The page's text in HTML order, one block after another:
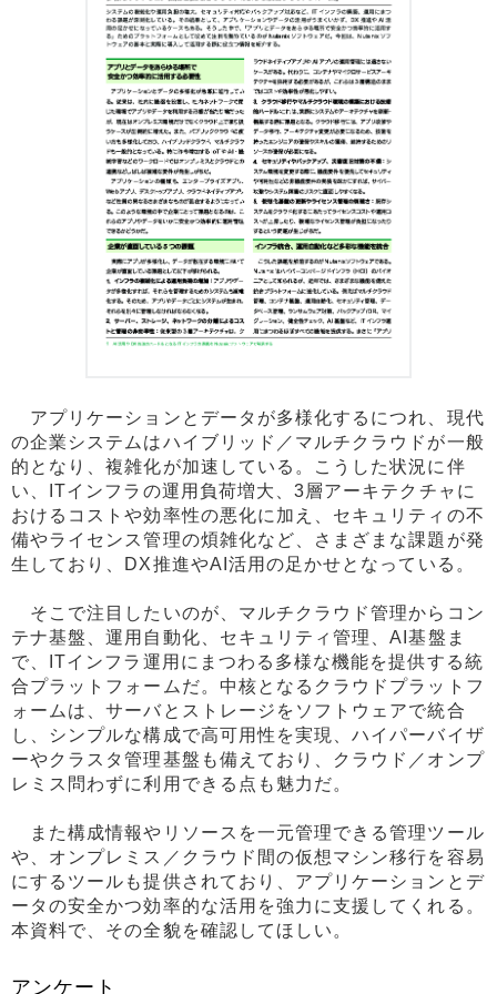
アプリケーションとデータが多様化するにつれ、現代
の企業システムはハイブリッド／マルチクラウドが一般
的となり、複雑化が加速している。こうした状況に伴
い、ITインフラの運用負荷増大、3層アーキテクチャに
おけるコストや効率性の悪化に加え、セキュリティの不
備やライセンス管理の煩雑化など、さまざまな課題が発
生しており、DX推進やAI活用の足かせとなっている。
そこで注目したいのが、マルチクラウド管理からコン
テナ基盤、運用自動化、セキュリティ管理、AI基盤ま
で、ITインフラ運用にまつわる多様な機能を提供する統
合プラットフォームだ。中核となるクラウドプラットフ
ォームは、サーバとストレージをソフトウェアで統合
し、シンプルな構成で高可用性を実現、ハイパーバイザ
ーやクラスタ管理基盤も備えており、クラウド／オンプ
レミス問わずに利用できる点も魅力だ。
また構成情報やリソースを一元管理できる管理ツール
や、オンプレミス／クラウド間の仮想マシン移行を容易
にするツールも提供されており、アプリケーションとデ
ータの安全かつ効率的な活用を強力に支援してくれる。
本資料で、その全貌を確認してほしい。
アンケート